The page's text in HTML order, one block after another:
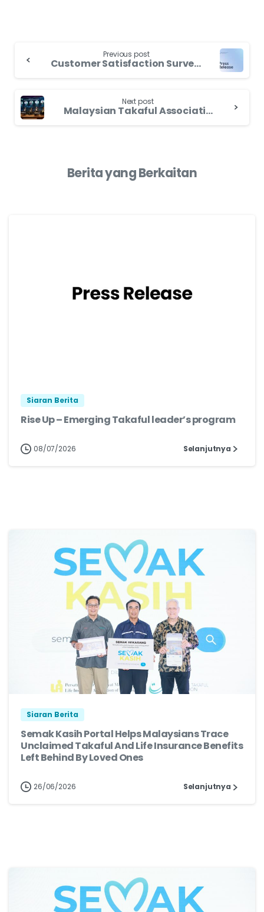
Previous post
Customer Satisfaction Survey Unveils Positive Trends in Malaysia’s Takaful and Insurance Industry
Next post
Malaysian Takaful Association Champions Sustainable Future at Climate Resilience Conference 2023
Berita yang Berkaitan
Siaran Berita
Rise Up – Emerging Takaful leader’s program
08/07/2026 Selanjutnya
Siaran Berita
Semak Kasih Portal Helps Malaysians Trace
Unclaimed Takaful And Life Insurance Benefits
Left Behind By Loved Ones
26/06/2026 Selanjutnya